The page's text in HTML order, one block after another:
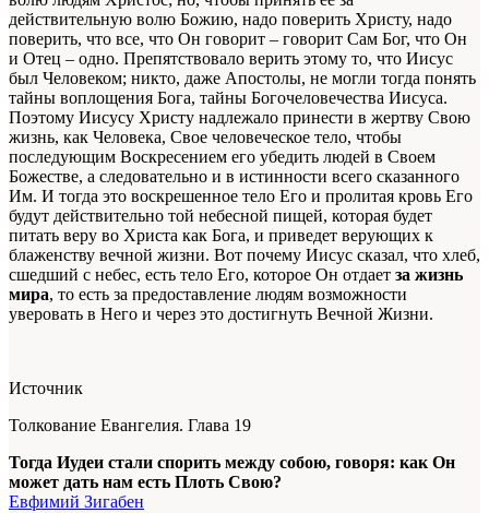
действительную волю Божию, надо поверить Христу, надо
поверить, что все, что Он говорит – говорит Сам Бог, что Он
и Отец – одно. Препятствовало верить этому то, что Иисус
был Человеком; никто, даже Апостолы, не могли тогда понять
тайны воплощения Бога, тайны Богочеловечества Иисуса.
Поэтому Иисусу Христу надлежало принести в жертву Свою
жизнь, как Человека, Свое человеческое тело, чтобы
последующим Воскресением его убедить людей в Своем
Божестве, а следовательно и в истинности всего сказанного
Им. И тогда это воскрешенное тело Его и пролитая кровь Его
будут действительно той небесной пищей, которая будет
питать веру во Христа как Бога, и приведет верующих к
блаженству вечной жизни. Вот почему Иисус сказал, что хлеб,
сшедший с небес, есть тело Его, которое Он отдает за жизнь
мира, то есть за предоставление людям возможности
уверовать в Него и через это достигнуть Вечной Жизни.
Источник
Толкование Евангелия. Глава 19
Тогда Иудеи стали спорить между собою, говоря: как Он
может дать нам есть Плоть Свою?
Евфимий Зигабен